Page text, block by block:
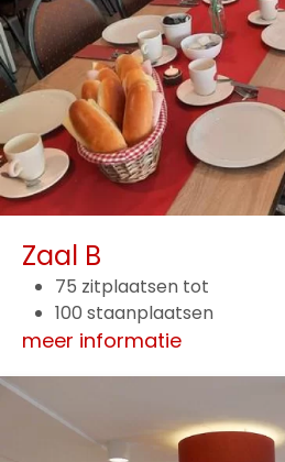
Zaal B
75 zitplaatsen tot
100 staanplaatsen
meer informatie